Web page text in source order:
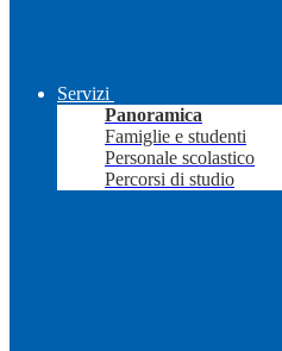
Servizi
Panoramica
Famiglie e studenti
Personale scolastico
Percorsi di studio